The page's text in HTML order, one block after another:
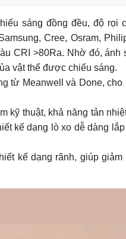
sáng đồng đều, độ rọi
Cree, Osram,
CRI >80Ra. Nhờ đó, ánh
vật thể được chiếu sáng.
từ Meanwell và Done, cho
kỹ thuật, khả năng tản
kế dạng lò xo dễ dàng
kế dạng rãnh, giúp giảm